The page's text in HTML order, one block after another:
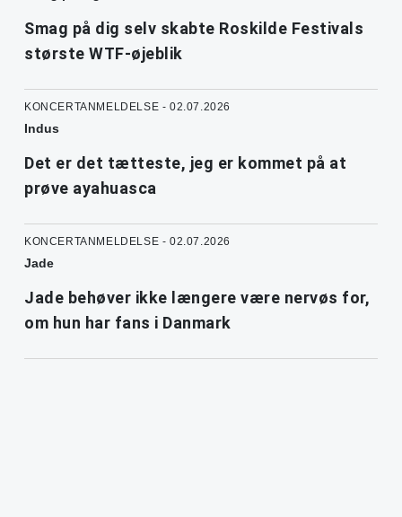
Smag på dig selv skabte Roskilde Festivals
største WTF-øjeblik
KONCERTANMELDELSE - 02.07.2026
Indus
Det er det tætteste, jeg er kommet på at
prøve ayahuasca
KONCERTANMELDELSE - 02.07.2026
Jade
Jade behøver ikke længere være nervøs for,
om hun har fans i Danmark